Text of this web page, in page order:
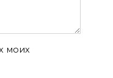
моих